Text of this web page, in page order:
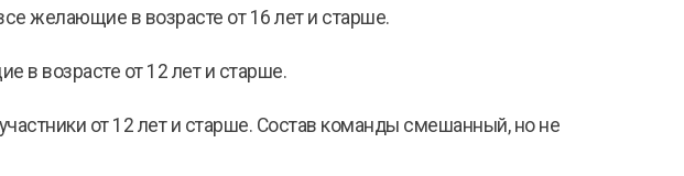
желающие в возрасте от 16 лет и старше.
в возрасте от 12 лет и старше.
от 12 лет и старше. Состав команды смешанный, но не